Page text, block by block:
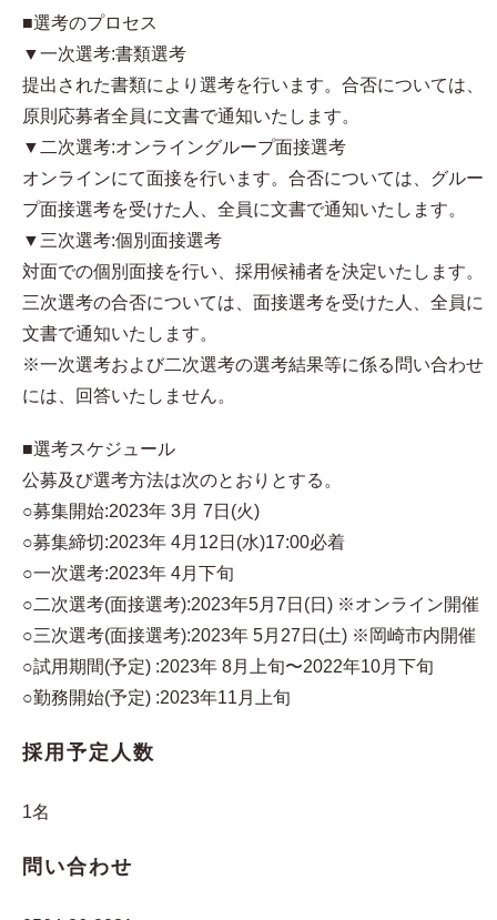
■選考のプロセス
▼一次選考:書類選考
提出された書類により選考を行います。合否については、
原則応募者全員に文書で通知いたします。
▼二次選考:オンライングループ面接選考
オンラインにて面接を行います。合否については、グルー
プ面接選考を受けた人、全員に文書で通知いたします。
▼三次選考:個別面接選考
対面での個別面接を行い、採用候補者を決定いたします。
三次選考の合否については、面接選考を受けた人、全員に
文書で通知いたします。
※一次選考および二次選考の選考結果等に係る問い合わせ
には、回答いたしません。
■選考スケジュール
公募及び選考方法は次のとおりとする。
○募集開始:2023年 3月 7日(火)
○募集締切:2023年 4月12日(水)17:00必着
○一次選考:2023年 4月下旬
○二次選考(面接選考):2023年5月7日(日) ※オンライン開催
○三次選考(面接選考):2023年 5月27日(土) ※岡崎市内開催
○試用期間(予定) :2023年 8月上旬〜2022年10月下旬
○勤務開始(予定) :2023年11月上旬
採用予定人数
1名
問い合わせ